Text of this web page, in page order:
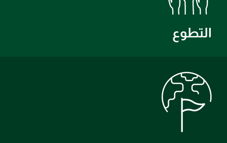
التطوع